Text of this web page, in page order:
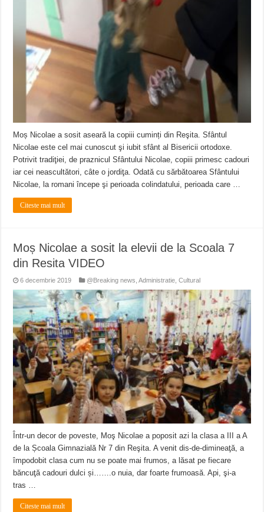
ANUNȚ OPRIRE APĂ în Reșița – avarie – 04.08.2026 – str. Văliugului și
ANUNŢ OPRIRE APĂ în CARANSEBEȘ – 04.08.2026 – avarie – Calea
Moș Nicolae a sosit aseară la copiii cuminți din Reşita. Sfântul
Nicolae este cel mai cunoscut şi iubit sfânt al Bisericii ortodoxe.
Potrivit tradiţiei, de praznicul Sfântului Nicolae, copiii primesc cadouri
iar cei neascultători, câte o jordiţa. Odată cu sărbătoarea Sfântului
Nicolae, la romani începe şi perioada colindatului, perioada care …
Citeste mai mult
Moș Nicolae a sosit la elevii de la Scoala 7
din Resita VIDEO
6 decembrie 2019 @Breaking news ,Administratie ,Cultural
Într-un decor de poveste, Moş Nicolae a poposit azi la clasa a III a A
de la Școala Gimnazială Nr 7 din Reşita. A venit dis-de-dimineaţă, a
împodobit clasa cum nu se poate mai frumos, a lăsat pe fiecare
băncuţă cadouri dulci și…….o nuia, dar foarte frumoasă. Api, şi-a
tras …
Citeste mai mult